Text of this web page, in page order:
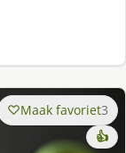
Maak favoriet3
👍